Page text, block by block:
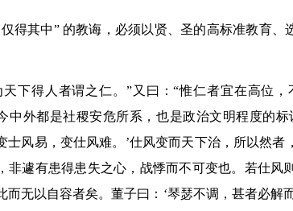
得其中”的教诲，必须以贤、圣的高标准教育、
天下得人者谓之仁。 ”又曰：“惟仁者宜在高位，
中外都是社稷安危所系，也是政治文明程度的
士风易，变仕风难。 ’仕风变而天下治，所以然者
非遽有患得患失之心，战悸而不可变也。若仕风
而无以自容者矣。董子曰： ‘琴瑟不调，甚者必解